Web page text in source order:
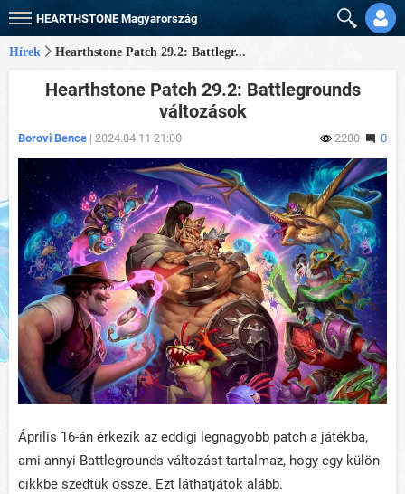
HEARTHSTONE Magyarország
Hírek Hearthstone Patch 29.2: Battlegr...
Hearthstone Patch 29.2: Battlegrounds
változások
Borovi Bence | 2024.04.11 21:00 2280 0
Április 16-án érkezik az eddigi legnagyobb patch a játékba,
ami annyi Battlegrounds változást tartalmaz, hogy egy külön
cikkbe szedtük össze. Ezt láthatjátok alább.